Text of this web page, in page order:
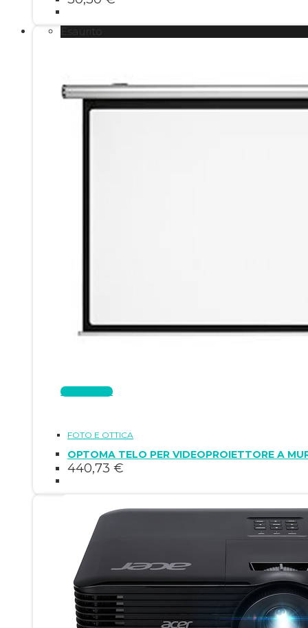
Esaurito
Leggi tutto
FOTO E OTTICA
OPTOMA TELO PER VIDEOPROIETTORE A
440,73 €